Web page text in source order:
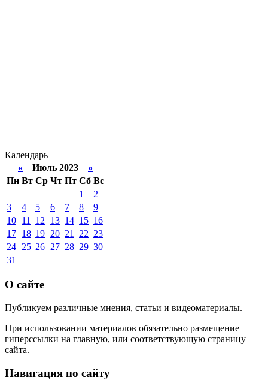
Календарь
« Июль 2023 »
Пн Вт Ср Чт Пт Сб Вс
1
2
3
4 5 6 7 8
9
10 11 12 13 14 15 16
17 18 19 20 21 22 23
24 25 26 27 28 29 30
31
О сайте
Публикуем различные мнения, статьи и видеоматериалы.
При использовании материалов обязательно размещение
гиперссылки на главную, или соответствующую страницу
сайта.
Навигация по сайту